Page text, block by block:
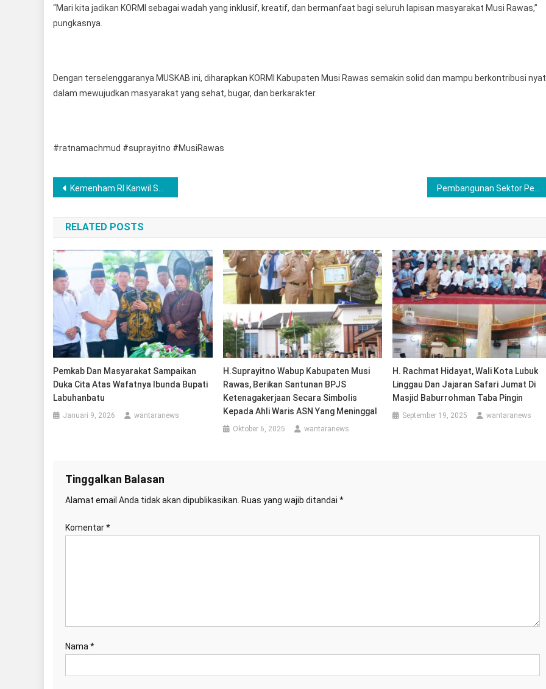
‎“Mari kita jadikan KORMI sebagai wadah yang inklusif, kreatif, dan bermanfaat bagi seluruh lapisan masyarakat Musi Rawas,”
pungkasnya.
‎Dengan terselenggaranya MUSKAB ini, diharapkan KORMI Kabupaten Musi Rawas semakin solid dan mampu berkontribusi
dalam mewujudkan masyarakat yang sehat, bugar, dan berkarakter.
#ratnamachmud #suprayitno #MusiRawas
Navigasi
pos
Kemenham RI Kanwil Sumut Gelar Rapat Identifikasi Dugaan Pelanggaran HAM di Labuhanbatu
RELATED POSTS
Pemkab Dan Masyarakat Sampaikan
Duka Cita Atas Wafatnya Ibunda Bupati
Labuhanbatu
Januari 9, 2026 wantaranews
H.Suprayitno Wabup Kabupaten Musi
Rawas, Berikan Santunan BPJS
Ketenagakerjaan Secara Simbolis
Kepada Ahli Waris ASN Yang Meninggal
Oktober 6, 2025 wantaranews
H. Rachmat Hidayat, Wali Kota Lubuk
Linggau Dan Jajaran Safari Jumat Di
Masjid Baburrohman Taba Pingin
September 19, 2025 wantaranews
Tinggalkan Balasan
Alamat email Anda tidak akan dipublikasikan. Ruas yang wajib ditandai *
Komentar*
Nama *